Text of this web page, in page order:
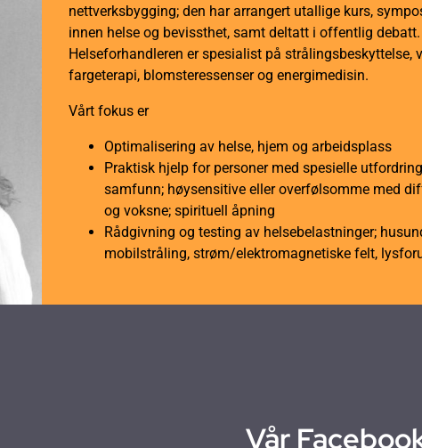
nettverksbygging; den har arrangert utallige kurs,
innen helse og bevissthet, samt deltatt i offentlig debatt.
Helseforhandleren er spesialist på strålingsbeskyttelse,
fargeterapi, blomsteressenser og energimedisin.
Vårt fokus er
Optimalisering av helse, hjem og arbeidsplass
Praktisk hjelp for personer med spesielle
samfunn; høysensitive eller overfølsomme med
og voksne; spirituell åpning
Rådgivning og testing av helsebelastninger;
mobilstråling, strøm/elektromagnetiske felt,
Vår